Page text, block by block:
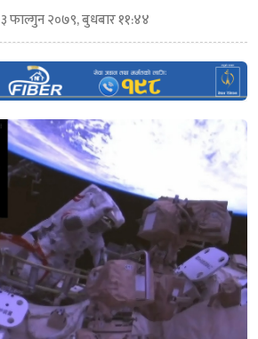
३ फाल्गुन २०७९, बुधबार ११:४४